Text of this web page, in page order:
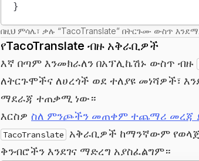
}
በዚህ ምሳሌ፣ ቃሉ “TacoTranslate” በትርጉሙ ውስጥ
የTacoTranslate ብዙ አቅራቢዎች
እኛ በጣም እንመክራለን በአፕሊኬሽኑ ውስጥ ብዙ
ለትርጉሞችና ለሀረጎች ወደ ተለያዩ መነሻዎች፣
ማደራጃ ተጠቃሚ ነው።
እርስዎስለ ምንጮችን መጠቀም ተጨማሪ መረጃ
TacoTranslate
አቅራቢዎች ከማንኛውም
ቅንብሮችን እንደገና ማድረግ አያስፈልግም።